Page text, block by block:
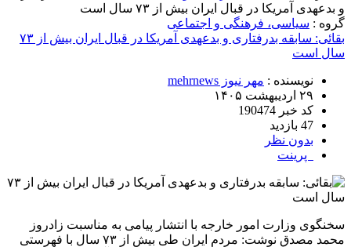
و بدعهدی آمریکا در قبال ایران بیش از ۷۳ سال است
گروه : سیاسی، فرهنگی و اجتماعی
بقائی: سابقه بدرفتاری و بدعهدی آمریکا در قبال ایران بیش از ۷۳
سال است
نویسنده : مهر نیوز mehrnews
۲۹ اردیبهشت ۱۴۰۵
کد خبر 190474
47 بازدید
بدون نظر
پرینت
سخنگوی وزارت امور خارجه با انتشار پیامی به مناسبت زادروز
محمد مصدق نوشت: مردم ایران طی بیش از ۷۳ سال با فهرستی